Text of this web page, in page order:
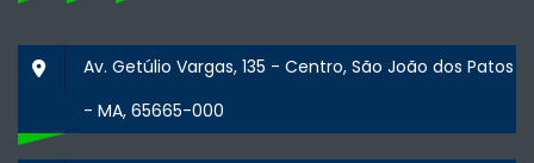
Av. Getúlio Vargas, 135 - Centro, São João dos Patos
- MA, 65665-000